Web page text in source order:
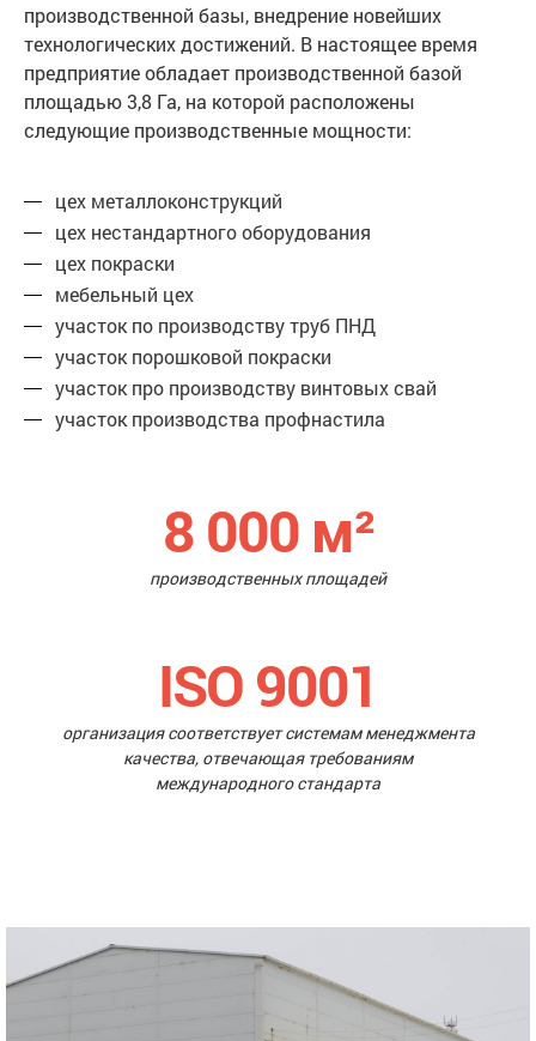
производственной базы, внедрение новейших
технологических достижений. В настоящее время
предприятие обладает производственной базой
площадью 3,8 Га, на которой расположены
следующие производственные мощности:
цех металлоконструкций
цех нестандартного оборудования
цех покраски
мебельный цех
участок по производству труб ПНД
участок порошковой покраски
участок про производству винтовых свай
участок производства профнастила
8 000 м²
производственных площадей
ISO 9001
организация соответствует системам менеджмента
качества, отвечающая требованиям
международного стандарта